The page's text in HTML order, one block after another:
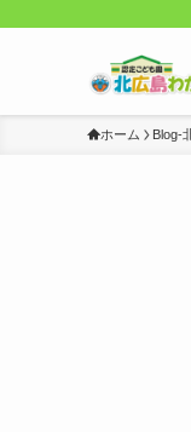
ホーム Blog-